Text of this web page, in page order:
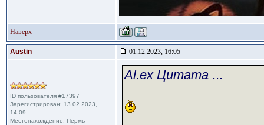
Наверх
Austin 01.12.2023, 16:05
ID пользователя #17397
Зарегистрирован: 13.02.2023,
14:09
Местонахождение: Пермь
Al.ex Цитата ...